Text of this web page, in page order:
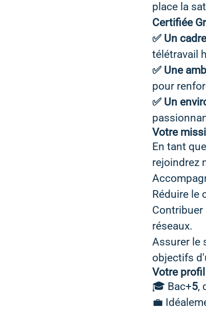
place la
Certifiée
✅ Un
télétravail
✅ Une
pour
✅ Un
Votre
En tant
rejoindrez
Réduire le
Contribuer
réseaux.
Assurer le
objectifs
Votre
🎓 Bac+5,
💼